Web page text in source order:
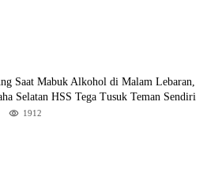
Saat Mabuk Alkohol di Malam Lebaran,
Selatan HSS Tega Tusuk Teman Sendiri
1912